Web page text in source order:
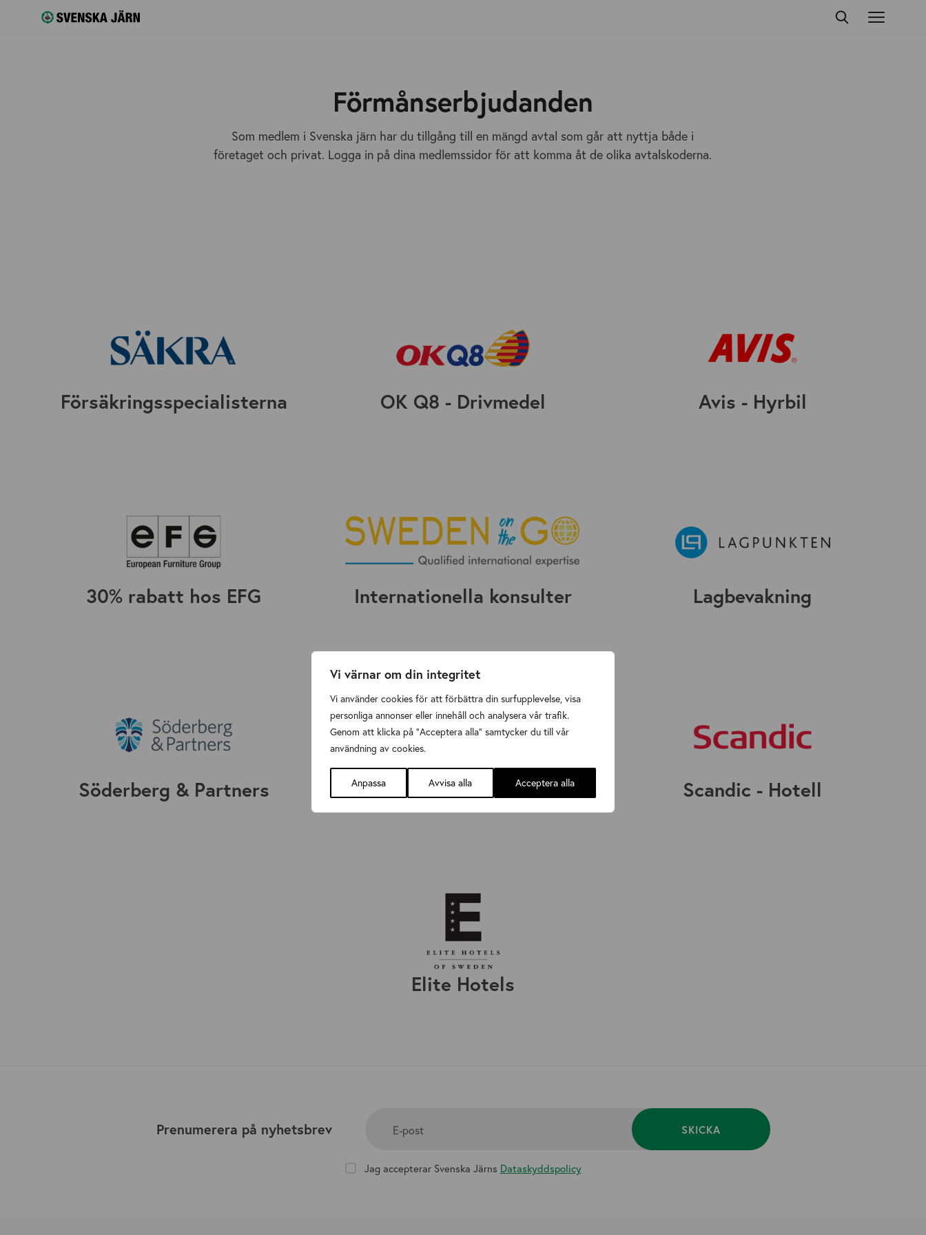
Vi värnar om din integritet
Vi använder cookies för att förbättra din surfupplevelse, visa
personliga annonser eller innehåll och analysera vår trafik.
Genom att klicka på "Acceptera alla" samtycker du till vår
användning av cookies.
Anpassa Avvisa alla Acceptera alla
Förmånserbjudanden
Som medlem i Svenska järn har du tillgång till en mängd avtal som går att nyttja både i
företaget och privat. Logga in på dina medlemssidor för att komma åt de olika avtalskoderna.
Försäkringsspecialisterna OK Q8 - Drivmedel Avis - Hyrbil
30% rabatt hos EFG Internationella konsulter Lagbevakning
Söderberg & Partners Nordic Choice Hotels Scandic - Hotell
Elite Hotels
Prenumerera på nyhetsbrev E-post SKICKA
Jag accepterar Svenska Järns Dataskyddspolicy